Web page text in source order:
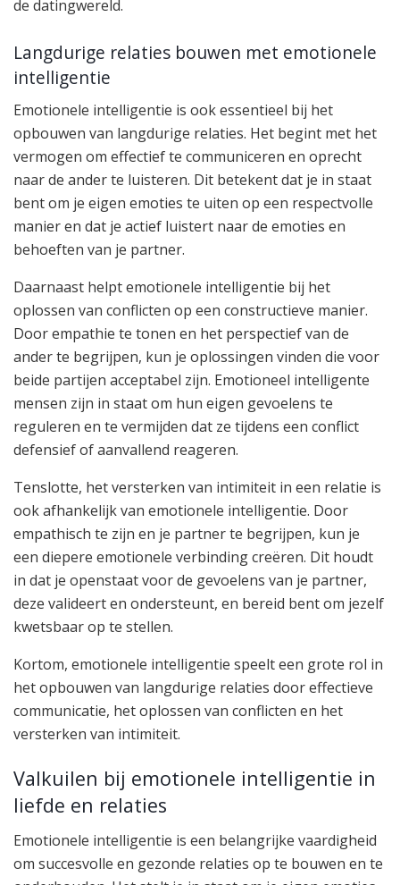
de datingwereld.
Langdurige relaties bouwen met emotionele
intelligentie
Emotionele intelligentie is ook essentieel bij het
opbouwen van langdurige relaties. Het begint met het
vermogen om effectief te communiceren en oprecht
naar de ander te luisteren. Dit betekent dat je in staat
bent om je eigen emoties te uiten op een respectvolle
manier en dat je actief luistert naar de emoties en
behoeften van je partner.
Daarnaast helpt emotionele intelligentie bij het
oplossen van conflicten op een constructieve manier.
Door empathie te tonen en het perspectief van de
ander te begrijpen, kun je oplossingen vinden die voor
beide partijen acceptabel zijn. Emotioneel intelligente
mensen zijn in staat om hun eigen gevoelens te
reguleren en te vermijden dat ze tijdens een conflict
defensief of aanvallend reageren.
Tenslotte, het versterken van intimiteit in een relatie is
ook afhankelijk van emotionele intelligentie. Door
empathisch te zijn en je partner te begrijpen, kun je
een diepere emotionele verbinding creëren. Dit houdt
in dat je openstaat voor de gevoelens van je partner,
deze valideert en ondersteunt, en bereid bent om jezelf
kwetsbaar op te stellen.
Kortom, emotionele intelligentie speelt een grote rol in
het opbouwen van langdurige relaties door effectieve
communicatie, het oplossen van conflicten en het
versterken van intimiteit.
Valkuilen bij emotionele intelligentie in
liefde en relaties
Emotionele intelligentie is een belangrijke vaardigheid
om succesvolle en gezonde relaties op te bouwen en te